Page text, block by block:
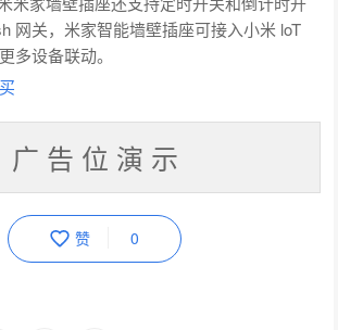
网关，米家智能墙壁插座可接入小米 loT
多设备联动。
广 告 位 演 示
赞 0